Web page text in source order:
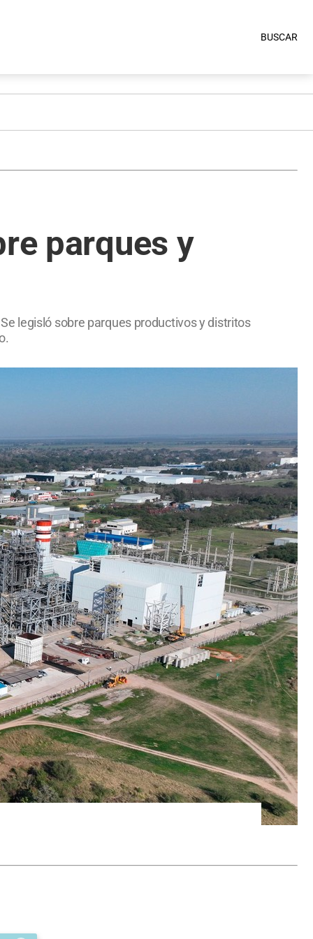
BUSCAR
parques y
legisló sobre parques productivos y distritos